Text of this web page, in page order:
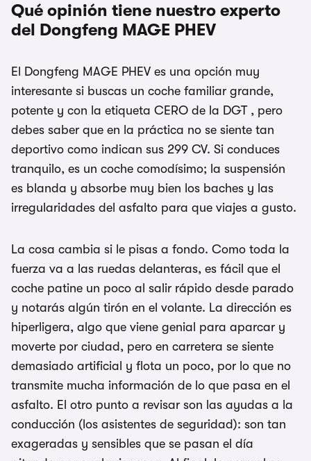
Qué opinión tiene nuestro experto
del Dongfeng MAGE PHEV
El Dongfeng MAGE PHEV es una opción muy
interesante si buscas un coche familiar grande,
potente y con la etiqueta CERO de la DGT , pero
debes saber que en la práctica no se siente tan
deportivo como indican sus 299 CV. Si conduces
tranquilo, es un coche comodísimo; la suspensión
es blanda y absorbe muy bien los baches y las
irregularidades del asfalto para que viajes a gusto.
La cosa cambia si le pisas a fondo. Como toda la
fuerza va a las ruedas delanteras, es fácil que el
coche patine un poco al salir rápido desde parado
y notarás algún tirón en el volante. La dirección es
hiperligera, algo que viene genial para aparcar y
moverte por ciudad, pero en carretera se siente
demasiado artificial y flota un poco, por lo que no
transmite mucha información de lo que pasa en el
asfalto. El otro punto a revisar son las ayudas a la
conducción (los asistentes de seguridad): son tan
exageradas y sensibles que se pasan el día